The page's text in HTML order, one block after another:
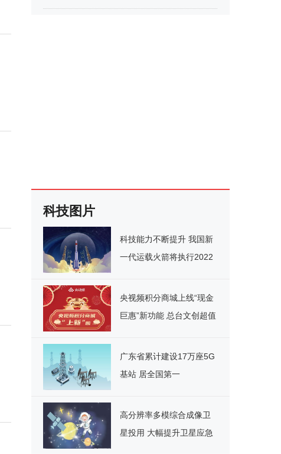
科技图片
科技能力不断提升 我国新
一代运载火箭将执行2022
央视频积分商城上线“现金
巨惠”新功能 总台文创超值
广东省累计建设17万座5G
基站 居全国第一
高分辨率多模综合成像卫
星投用 大幅提升卫星应急